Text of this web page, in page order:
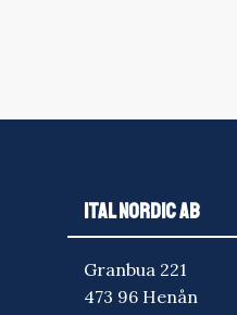
ITAL NORDIC AB
Granbua 221
473 96 Henån